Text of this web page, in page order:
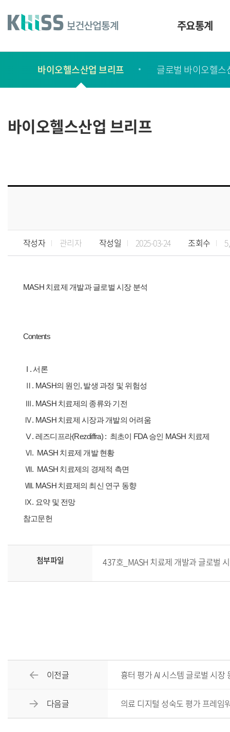
건
주요통계
서
간
행
바이오헬스산업 브리프 글로벌 바이오헬스
바이오헬스산업 브리프
작성자 관리자 작성일 2025-03-24 조회수
MASH 치료제 개발과 글로벌 시장 분석
Contents
I . 서론
Ⅱ. MASH의 원인, 발생 과정 및 위험성
Ⅲ. MASH 치료제의 종류와 기전
Ⅳ. MASH 치료제 시장과 개발의 어려움
Ⅴ. 레즈디프라(Rezdiffra) : 최초이 FDA 승인 MASH 치료제
Ⅵ. MASH 치료제 개발 현황
Ⅶ. MASH 치료제의 경제적 측면
Ⅷ. MASH 치료제의 최신 연구 동향
Ⅸ. 요약 및 전망
참고문헌
첨부파일 437호_MASH 치료제 개발과 글로벌
이전글 흉터 평가 AI 시스템 글로벌 시장
다음글 의료 디지털 성숙도 평가 프레임